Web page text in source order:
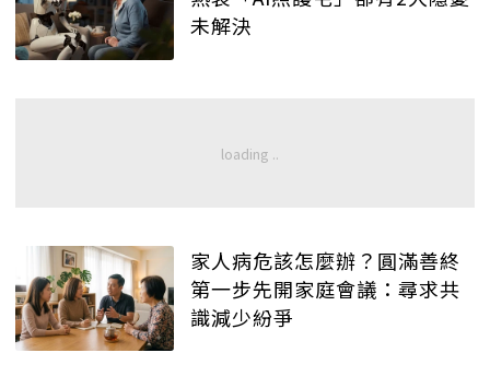
未解決
家人病危該怎麼辦？圓滿善終
第一步先開家庭會議：尋求共
識減少紛爭